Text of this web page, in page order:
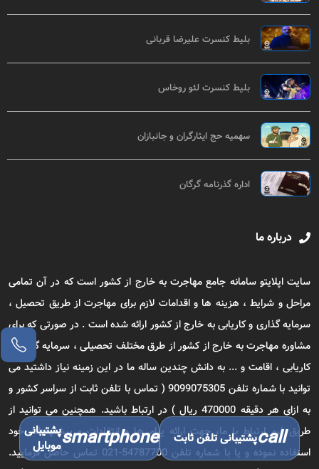
بلیط کنسرت علیرضا قربانی
بلیط کنسرت لئو روخاس
سهمیه حج ایثارگران و جانبازان
اداره گذرنامه گرگان
درباره ما
سایت اپلایتو سامانه جامع مهاجرت به خارج از کشور است که در آن تمامی
مراحل و شرایط ، هزینه ها و اقدامات لازم برای مهاجرت از طریق تحصیل ،
سرمایه گذاری و کاریابی به خارج از کشور ارائه شده است . در صورتی که برای
مشاوره مهاجرت به خارج از کشور از طرق مختلف تحصیلی ، سرمایه گذاری ،
کاریابی ، اقامت و ... به دانش چندین ساله ما در این زمینه نیاز داشتید می
توانید با شماره تلفن 9099075305 ( تماس با تلفن ثابت از سراسر کشور و
به ازای هر دقیقه 470000 ریال ) در ارتباط باشید. همچنین می توانید از
طریق فرم ارتباط با ما، جهت ارائه پیام ها و انتقادات و پیشنهادات خود
استفاده نموده و یا با شماره تلفن 54787700-021 تماس حاصل فرمایید.
callپشتیبانی تلفن ثابت smartphoneپشتیبانی
موبایل